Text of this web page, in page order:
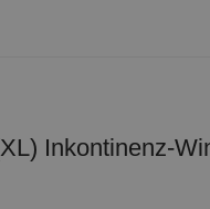
Inkontinenz-